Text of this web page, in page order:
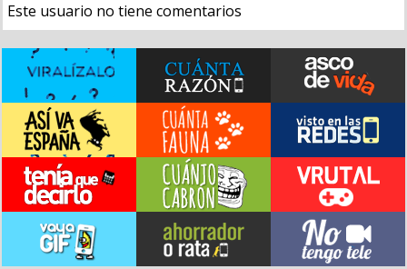
Este usuario no tiene comentarios